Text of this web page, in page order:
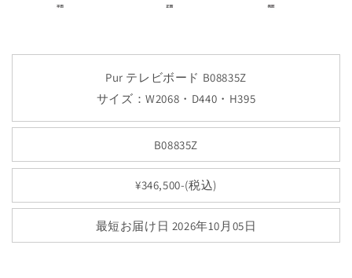
Pur テレビボード B08835Z
サイズ：W2068・D440・H395
B08835Z
¥346,500-(税込)
最短お届け日 2026年10月05日